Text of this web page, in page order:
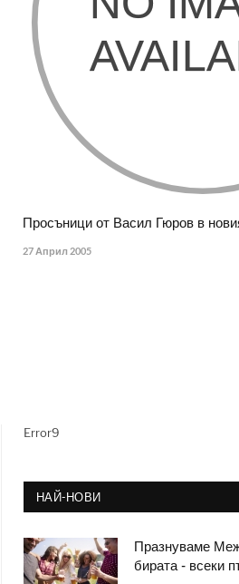
Просъници от Васил Гюров в
27 Април 2005
Error9
НАЙ-НОВИ
Празнуваме
бирата - всеки